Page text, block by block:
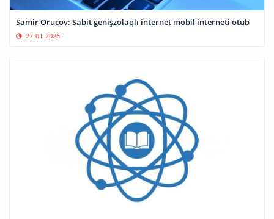
Samir Orucov: Sabit genişzolaqlı internet mobil interneti ötüb
27-01-2026